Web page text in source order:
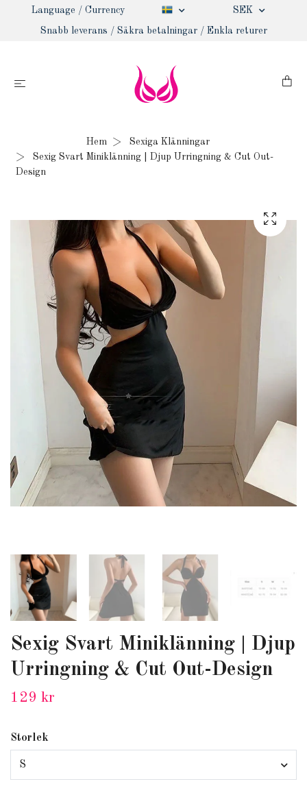
Language / Currency SEK
Snabb leverans / Säkra betalningar / Enkla returer
Hem
Sexiga Klänningar
Sexig Svart Miniklänning | Djup Urringning & Cut Out-
Design
Sexig Svart Miniklänning | Djup
Urringning & Cut Out-Design
129 kr
Storlek
S